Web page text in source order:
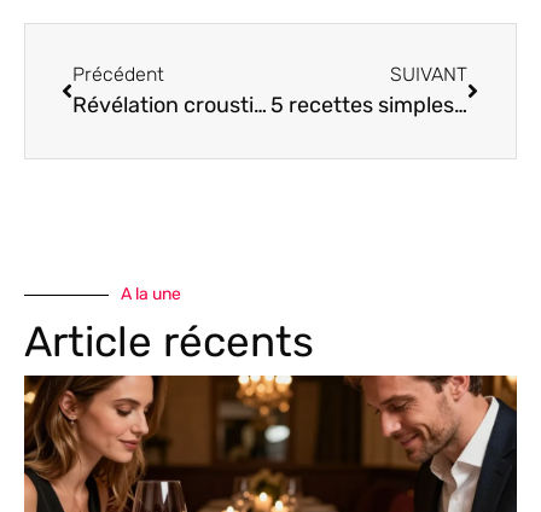
Précédent
Révélation croustillante : les secrets des noisettes grillées en gastronomie
SUIVANT
5 recettes simples de pâte à tartiner
A la une
Article récents